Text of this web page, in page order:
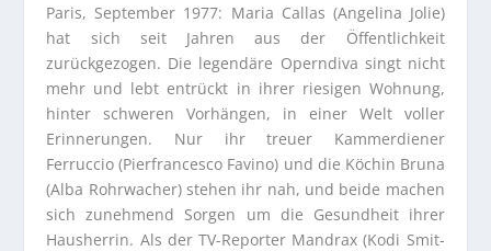
Paris, September 1977: Maria Callas (Angelina Jolie)
hat sich seit Jahren aus der Öffentlichkeit
zurückgezogen. Die legendäre Operndiva singt nicht
mehr und lebt entrückt in ihrer riesigen Wohnung,
hinter schweren Vorhängen, in einer Welt voller
Erinnerungen. Nur ihr treuer Kammerdiener
Ferruccio (Pierfrancesco Favino) und die Köchin Bruna
(Alba Rohrwacher) stehen ihr nah, und beide machen
sich zunehmend Sorgen um die Gesundheit ihrer
Hausherrin. Als der TV-Reporter Mandrax (Kodi Smit-